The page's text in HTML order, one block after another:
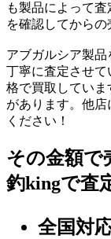
も製品によって
を確認してからの
アブガルシア製品
丁寧に査定させ
格で買取していま
があります。他
ください！
その金額で
釣kingで査
全国対